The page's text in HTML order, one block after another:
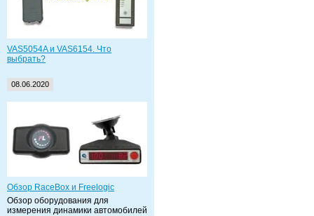
VAS5054A и VAS6154. Что
выбрать?
08.06.2020
Обзор RaceBox и Freelogic
Обзор оборудования для
измерения динамики автомобилей